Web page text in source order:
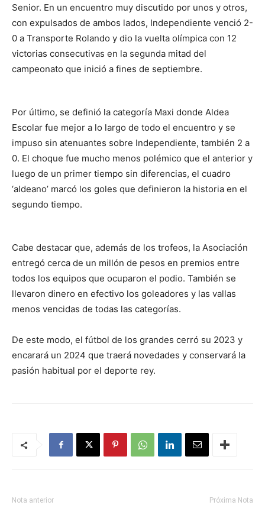
Senior. En un encuentro muy discutido por unos y otros,
con expulsados de ambos lados, Independiente venció 2-
0 a Transporte Rolando y dio la vuelta olímpica con 12
victorias consecutivas en la segunda mitad del
campeonato que inició a fines de septiembre.
Por último, se definió la categoría Maxi donde Aldea
Escolar fue mejor a lo largo de todo el encuentro y se
impuso sin atenuantes sobre Independiente, también 2 a
0. El choque fue mucho menos polémico que el anterior y
luego de un primer tiempo sin diferencias, el cuadro
‘aldeano’ marcó los goles que definieron la historia en el
segundo tiempo.
Cabe destacar que, además de los trofeos, la Asociación
entregó cerca de un millón de pesos en premios entre
todos los equipos que ocuparon el podio. También se
llevaron dinero en efectivo los goleadores y las vallas
menos vencidas de todas las categorías.
De este modo, el fútbol de los grandes cerró su 2023 y
encarará un 2024 que traerá novedades y conservará la
pasión habitual por el deporte rey.
Nota anterior Próxima Nota